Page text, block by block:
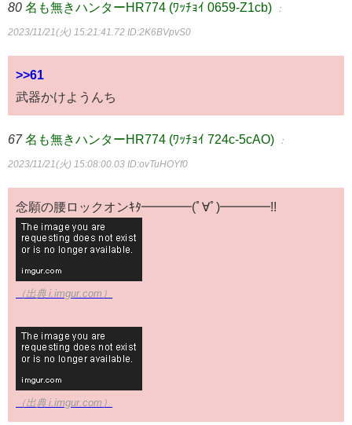
80 名も無きハンターHR774 (ﾜｯﾁｮｲ 0659-Z1cb) ：
2023/11/21(火) 15:21:41.72 ID:2K6BVpvS0
>>61
武器かけようんち
67 名も無きハンターHR774 (ﾜｯﾁｮｲ 724c-5cAO) ：
2023/11/21(火) 15:08:00.03 ID:ovTuHOYf0
念願の腰ロックオンｷﾀ━━━━(ﾟ∀ﾟ)━━━━!!
（出典 i.imgur.com）
（出典 i.imgur.com）